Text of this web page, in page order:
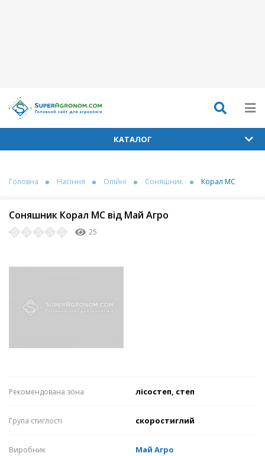
КАТАЛОГ
Головна Насіння Олійні Соняшник Корал МС
Соняшник Корал МС від Май Агро
25
Рекомендована зона лісостеп, степ
Група стиглості скоростиглий
Виробник Май Агро